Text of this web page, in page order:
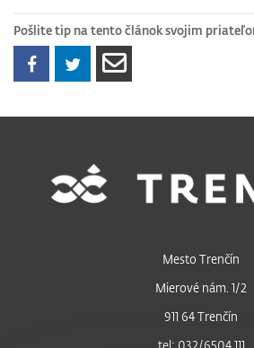
Pošlite tip na tento článok svojim
Mesto Trenčín
Mierové nám. 1/2
911 64 Trenčín
tel: 032/6504 111